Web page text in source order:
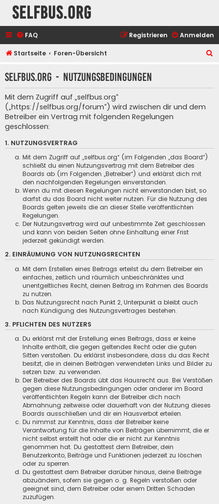
selfbus.org
FAQ Anmelden
Registrieren
Startseite Foren-Übersicht
h
selfbus.org - Nutzungsbedingungen
Mit dem Zugriff auf „selfbus.org“
(„https://selfbus.org/forum“) wird zwischen dir und dem
Betreiber ein Vertrag mit folgenden Regelungen
geschlossen:
1. NUTZUNGSVERTRAG
Mit dem Zugriff auf „selfbus.org“ (im Folgenden „das Board“)
schließt du einen Nutzungsvertrag mit dem Betreiber des
Boards ab (im Folgenden „Betreiber“) und erklärst dich mit
den nachfolgenden Regelungen einverstanden.
Wenn du mit diesen Regelungen nicht einverstanden bist, so
darfst du das Board nicht weiter nutzen. Für die Nutzung des
Boards gelten jeweils die an dieser Stelle veröffentlichten
Regelungen.
Der Nutzungsvertrag wird auf unbestimmte Zeit geschlossen
und kann von beiden Seiten ohne Einhaltung einer Frist
jederzeit gekündigt werden.
2. EINRÄUMUNG VON NUTZUNGSRECHTEN
Mit dem Erstellen eines Beitrags erteilst du dem Betreiber ein
einfaches, zeitlich und räumlich unbeschränktes und
unentgeltliches Recht, deinen Beitrag im Rahmen des Boards
zu nutzen.
Das Nutzungsrecht nach Punkt 2, Unterpunkt a bleibt auch
nach Kündigung des Nutzungsvertrages bestehen.
3. PFLICHTEN DES NUTZERS
Du erklärst mit der Erstellung eines Beitrags, dass er keine
Inhalte enthält, die gegen geltendes Recht oder die guten
Sitten verstoßen. Du erklärst insbesondere, dass du das Recht
besitzt, die in deinen Beiträgen verwendeten Links und Bilder zu
setzen bzw. zu verwenden.
Der Betreiber des Boards übt das Hausrecht aus. Bei Verstößen
gegen diese Nutzungsbedingungen oder anderer im Board
veröffentlichten Regeln kann der Betreiber dich nach
Abmahnung zeitweise oder dauerhaft von der Nutzung dieses
Boards ausschließen und dir ein Hausverbot erteilen.
Du nimmst zur Kenntnis, dass der Betreiber keine
Verantwortung für die Inhalte von Beiträgen übernimmt, die er
nicht selbst erstellt hat oder die er nicht zur Kenntnis
genommen hat. Du gestattest dem Betreiber, dein
Benutzerkonto, Beiträge und Funktionen jederzeit zu löschen
oder zu sperren.
Du gestattest dem Betreiber darüber hinaus, deine Beiträge
abzuändern, sofern sie gegen o. g. Regeln verstoßen oder
geeignet sind, dem Betreiber oder einem Dritten Schaden
zuzufügen.